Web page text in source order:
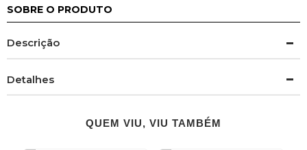
SOBRE O PRODUTO
Descrição
Detalhes
QUEM VIU, VIU TAMBÉM